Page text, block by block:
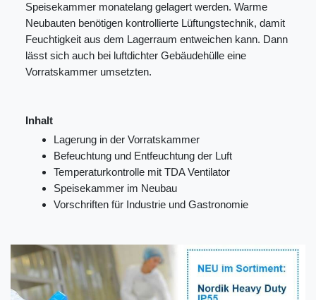
Speisekammer monatelang gelagert werden. Warme
Neubauten benötigen kontrollierte Lüftungstechnik, damit
Feuchtigkeit aus dem Lagerraum entweichen kann. Dann
lässt sich auch bei luftdichter Gebäudehülle eine
Vorratskammer umsetzten.
Inhalt
Lagerung in der Vorratskammer
Befeuchtung und Entfeuchtung der Luft
Temperaturkontrolle mit TDA Ventilator
Speisekammer im Neubau
Vorschriften für Industrie und Gastronomie